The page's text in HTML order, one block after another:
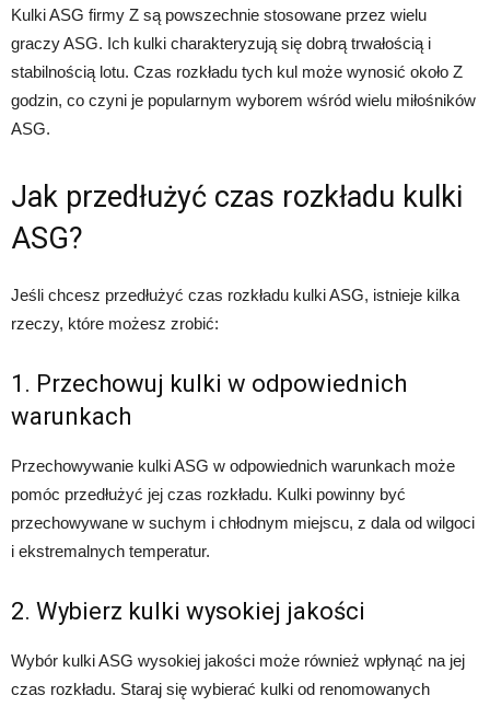
Kulki ASG firmy Z są powszechnie stosowane przez wielu
graczy ASG. Ich kulki charakteryzują się dobrą trwałością i
stabilnością lotu. Czas rozkładu tych kul może wynosić około Z
godzin, co czyni je popularnym wyborem wśród wielu miłośników
ASG.
Jak przedłużyć czas rozkładu kulki
ASG?
Jeśli chcesz przedłużyć czas rozkładu kulki ASG, istnieje kilka
rzeczy, które możesz zrobić:
1. Przechowuj kulki w odpowiednich
warunkach
Przechowywanie kulki ASG w odpowiednich warunkach może
pomóc przedłużyć jej czas rozkładu. Kulki powinny być
przechowywane w suchym i chłodnym miejscu, z dala od wilgoci
i ekstremalnych temperatur.
2. Wybierz kulki wysokiej jakości
Wybór kulki ASG wysokiej jakości może również wpłynąć na jej
czas rozkładu. Staraj się wybierać kulki od renomowanych